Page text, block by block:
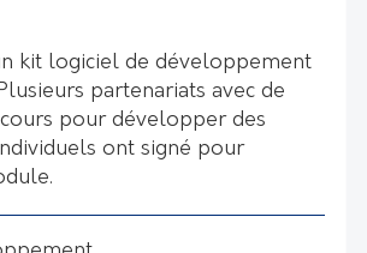
kit logiciel de développement
partenariats avec de
pour développer des
ont signé pour